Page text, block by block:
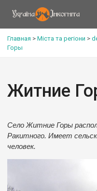
Главная > Міста та регіони >
Горы
Житние
Село Житние Горы
Ракитного. Имеет
человек.